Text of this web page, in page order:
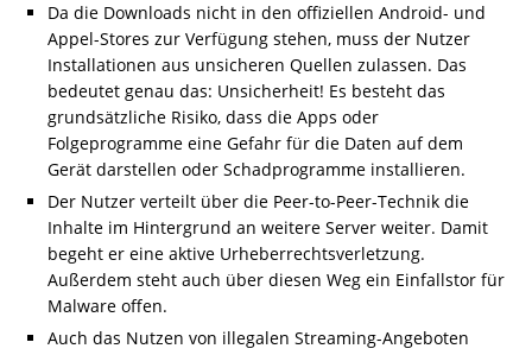
Da die Downloads nicht in den offiziellen Android- und
Appel-Stores zur Verfügung stehen, muss der Nutzer
Installationen aus unsicheren Quellen zulassen. Das
bedeutet genau das: Unsicherheit! Es besteht das
grundsätzliche Risiko, dass die Apps oder
Folgeprogramme eine Gefahr für die Daten auf dem
Gerät darstellen oder Schadprogramme installieren.
Der Nutzer verteilt über die Peer-to-Peer-Technik die
Inhalte im Hintergrund an weitere Server weiter. Damit
begeht er eine aktive Urheberrechtsverletzung.
Außerdem steht auch über diesen Weg ein Einfallstor für
Malware offen.
Auch das Nutzen von illegalen Streaming-Angeboten